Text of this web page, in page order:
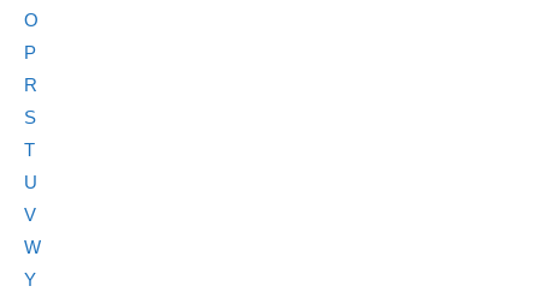
O
P
R
S
T
U
V
W
Y